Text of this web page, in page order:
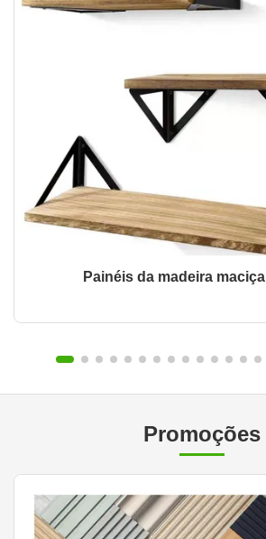
Painéis da madeira maciça
Promoções